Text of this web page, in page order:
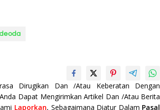
Dirugikan Dan /Atau Keberatan Dengan
Dapat Mengirimkan Artikel Dan /Atau Berita
Laporkan, Sebagaimana Diatur Dalam Pasal